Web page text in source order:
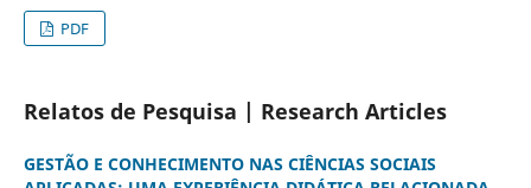
PDF
Relatos de Pesquisa | Research Articles
GESTÃO E CONHECIMENTO NAS CIÊNCIAS SOCIAIS